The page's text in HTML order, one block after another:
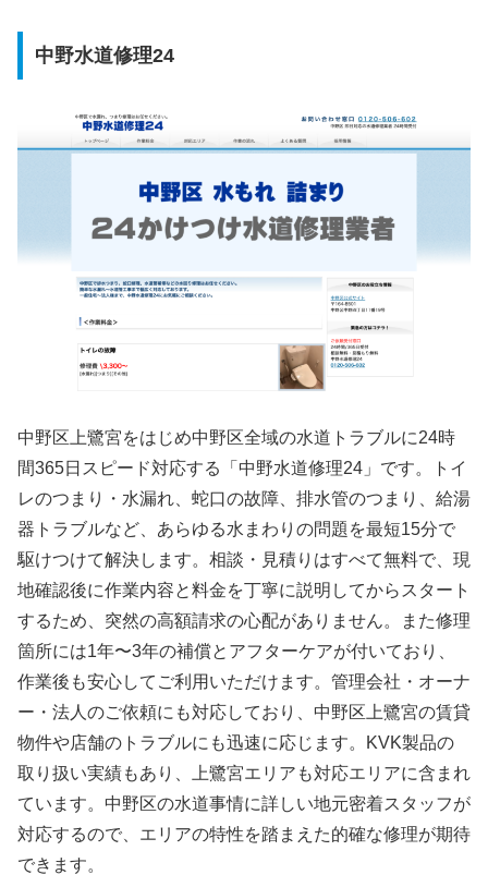
中野水道修理24
中野区上鷺宮をはじめ中野区全域の水道トラブルに24時
間365日スピード対応する「中野水道修理24」です。トイ
レのつまり・水漏れ、蛇口の故障、排水管のつまり、給湯
器トラブルなど、あらゆる水まわりの問題を最短15分で
駆けつけて解決します。相談・見積りはすべて無料で、現
地確認後に作業内容と料金を丁寧に説明してからスタート
するため、突然の高額請求の心配がありません。また修理
箇所には1年〜3年の補償とアフターケアが付いており、
作業後も安心してご利用いただけます。管理会社・オーナ
ー・法人のご依頼にも対応しており、中野区上鷺宮の賃貸
物件や店舗のトラブルにも迅速に応じます。KVK製品の
取り扱い実績もあり、上鷺宮エリアも対応エリアに含まれ
ています。中野区の水道事情に詳しい地元密着スタッフが
対応するので、エリアの特性を踏まえた的確な修理が期待
できます。